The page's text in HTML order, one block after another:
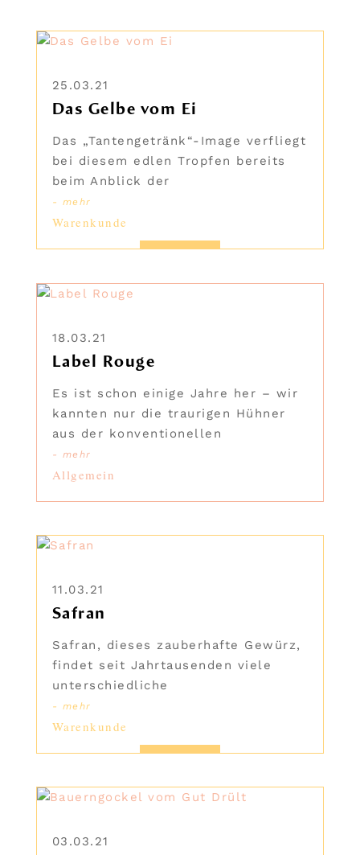
Das Gelbe vom Ei
25.03.21
Das „Tantengetränk“-Image verfliegt
bei diesem edlen Tropfen bereits
beim Anblick der
- mehr
Warenkunde
Label Rouge
18.03.21
Es ist schon einige Jahre her – wir
kannten nur die traurigen Hühner
aus der konventionellen
- mehr
Allgemein
Safran
11.03.21
Safran, dieses zauberhafte Gewürz,
findet seit Jahrtausenden viele
unterschiedliche
- mehr
Warenkunde
03.03.21